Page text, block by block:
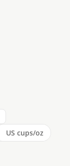
US cups/oz